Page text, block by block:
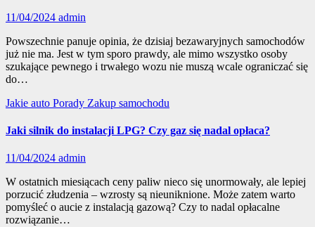
11/04/2024 admin
Powszechnie panuje opinia, że dzisiaj bezawaryjnych samochodów
już nie ma. Jest w tym sporo prawdy, ale mimo wszystko osoby
szukające pewnego i trwałego wozu nie muszą wcale ograniczać się
do…
Jakie auto Porady Zakup samochodu
Jaki silnik do instalacji LPG? Czy gaz się nadal opłaca?
11/04/2024 admin
W ostatnich miesiącach ceny paliw nieco się unormowały, ale lepiej
porzucić złudzenia – wzrosty są nieuniknione. Może zatem warto
pomyśleć o aucie z instalacją gazową? Czy to nadal opłacalne
rozwiązanie…